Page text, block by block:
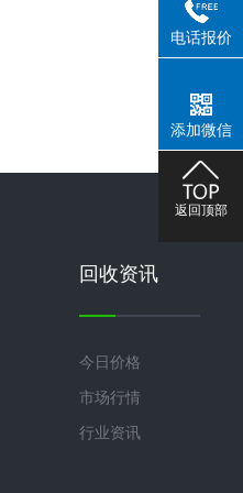
回收资讯
今日价格
市场行情
行业资讯
电话报价
添加微信
返回顶部